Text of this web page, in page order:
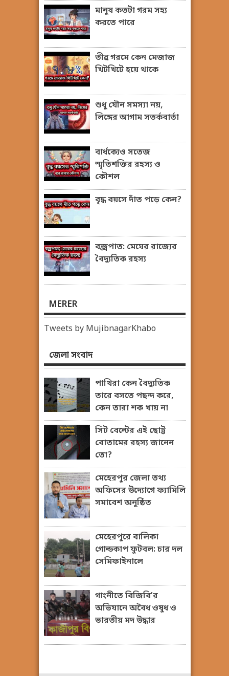
মানুষ কতটা গরম সহ্য
করতে পারে
তীব্র গরমে কেন মেজাজ
খিটখিটে হয়ে থাকে
শুধু যৌন সমস্যা নয়,
লিঙ্গের আগাম সতর্কবার্তা
বার্ধক্যেও সতেজ
স্মৃতিশক্তির রহস্য ও
কৌশল
বৃদ্ধ বয়সে দাঁত পড়ে কেন?
বজ্রপাত: মেঘের রাজ্যের
বৈদ্যুতিক রহস্য
MERER
Tweets by MujibnagarKhabo
জেলা সংবাদ
পাখিরা কেন বৈদ্যুতিক
তারে বসতে পছন্দ করে,
কেন তারা শক খায় না
সিট বেল্টের এই ছোট্ট
বোতামের রহস্য জানেন
তো?
মেহেরপুর জেলা তথ্য
অফিসের উদ্যোগে ফ্যামিলি
সমাবেশ অনুষ্ঠিত
মেহেরপুরে বালিকা
গোল্ডকাপ ফুটবল: চার দল
সেমিফাইনালে
গাংনীতে বিজিবি’র
অভিযানে অবৈধ ওষুধ ও
ভারতীয় মদ উদ্ধার